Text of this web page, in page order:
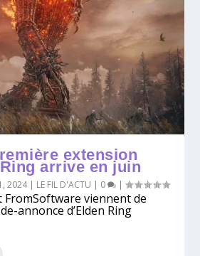
extension
arrive en juin
2024| LE FIL D'ACTU | 0 |
FromSoftware viennent de
annonce d’Elden Ring